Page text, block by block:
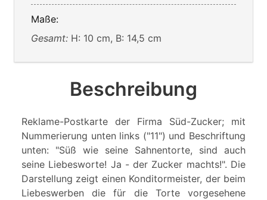
Maße:
Gesamt: H: 10 cm, B: 14,5 cm
Beschreibung
Reklame-Postkarte der Firma Süd-Zucker; mit
Nummerierung unten links ("11") und Beschriftung
unten: "Süß wie seine Sahnentorte, sind auch
seine Liebesworte! Ja - der Zucker machts!". Die
Darstellung zeigt einen Konditormeister, der beim
Liebeswerben die für die Torte vorgesehene